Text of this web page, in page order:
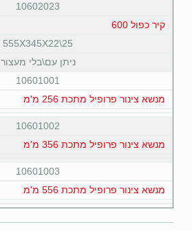
10602023
קיר כפול 600
555X345X22\25
ניתן עם\בלי מעצור
10601001
מנשא צינור פרופיל מתכת 256 מ'מ
10601002
מנשא צינור פרופיל מתכת 356 מ'מ
10601003
מנשא צינור פרופיל מתכת 556 מ'מ